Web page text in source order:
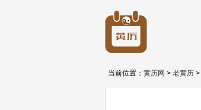
当前位置： 黄历网 > 老黄历 >